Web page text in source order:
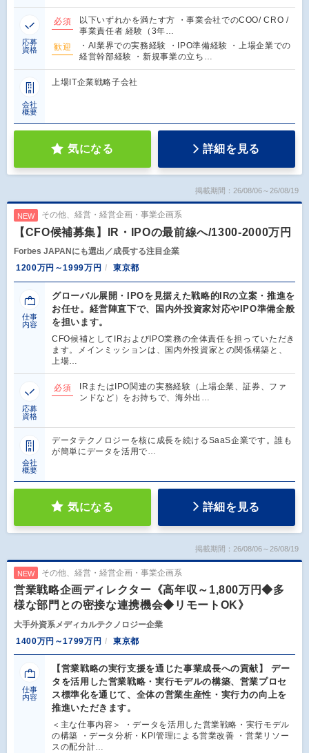
応募
資格
必須
以下いずれかを満たす方 ・事業会社でのCOO/ CRO /
事業責任者 経験（3年…
歓迎
・AI業界での実務経験 ・IPO準備経験 ・上場企業での
経営幹部経験 ・新規事業の立ち…
会社
概要
上場IT企業戦略子会社
気になる 詳細を見る
掲載期間：26/08/06～26/08/19
NEW その他、経営・経営企画・事業企画系
【CFO候補募集】IR・IPOの最前線へ/1300-2000万円
Forbes JAPANにも選出／成長する注目企業
1200万円～1999万円
東京都
仕事
内容
グローバル展開・IPOを見据えた戦略的IRの立案・推進を
お任せ。経営陣直下で、国内外投資家対応やIPO準備全般
を担います。
CFO候補としてIRおよびIPO業務の全体責任を担っていただき
ます。メインミッションは、国内外投資家との関係構築と、
上場…
応募
資格
必須
IRまたはIPO関連の実務経験（上場企業、証券、ファ
ンドなど）をお持ちで、海外出…
会社
概要
データテクノロジーを核に成長を続けるSaaS企業です。誰も
が簡単にデータを活用で…
気になる 詳細を見る
掲載期間：26/08/06～26/08/19
NEW その他、経営・経営企画・事業企画系
営業戦略企画ディレクター《高年収～1,800万円◆多
様な部門との密接な連携機会◆リモートOK》
大手外資系メディカルテクノロジー企業
1400万円～1799万円
東京都
仕事
内容
【営業戦略の実行支援を通じた事業成長への貢献】 デー
タを活用した営業戦略・実行モデルの構築、営業プロセ
ス標準化を通じて、全体の営業生産性・実行力の向上を
推進いただきます。
＜主な仕事内容＞ ・データを活用した営業戦略・実行モデル
の構築 ・データ分析・KPI管理による営業改善 ・営業リソー
スの配分計…